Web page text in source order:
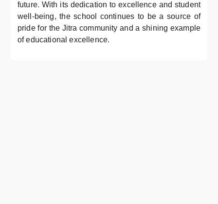
future. With its dedication to excellence and student
well-being, the school continues to be a source of
pride for the Jitra community and a shining example
of educational excellence.